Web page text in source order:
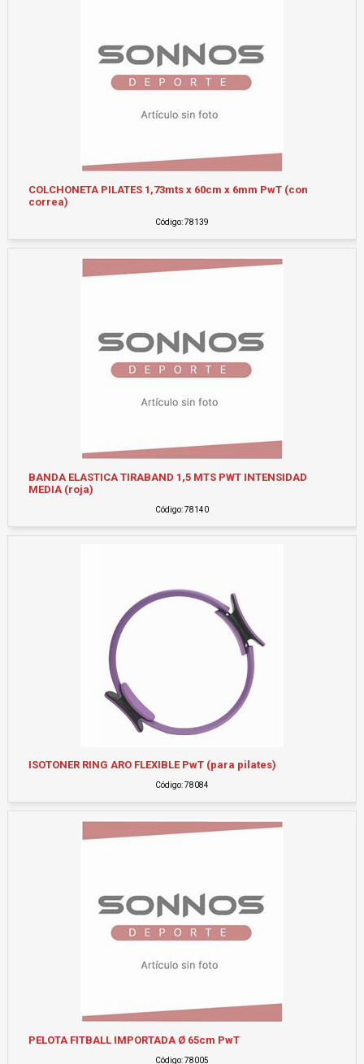
COLCHONETA PILATES 1,73mts x 60cm x 6mm PwT (con
correa)
Código: 78139
BANDA ELASTICA TIRABAND 1,5 MTS PWT INTENSIDAD
MEDIA (roja)
Código: 78140
ISOTONER RING ARO FLEXIBLE PwT (para pilates)
Código: 78084
PELOTA FITBALL IMPORTADA Ø 65cm PwT
Código: 78005